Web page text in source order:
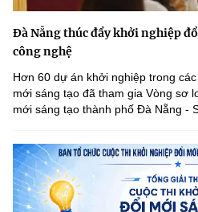
Đà Nẵng thúc đẩy khởi nghiệp
công nghệ
Hơn 60 dự án khởi nghiệp trong
mới sáng tạo đã tham gia Vòng sơ
mới sáng tạo thành phố Đà Nẵng -